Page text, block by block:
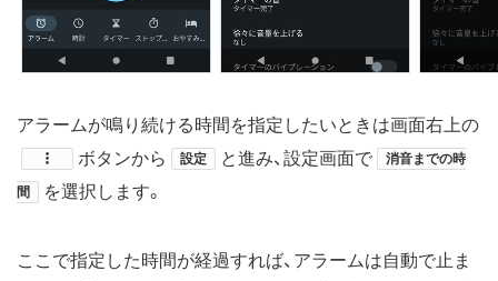
アラームが鳴り続ける時間を指定したいときは画面右上の
ボタンから
設定 と進み、​設定画面で 消音までの時
間 を選択します。
ここで指定した時間が経過すれば、アラームは自動で止ま